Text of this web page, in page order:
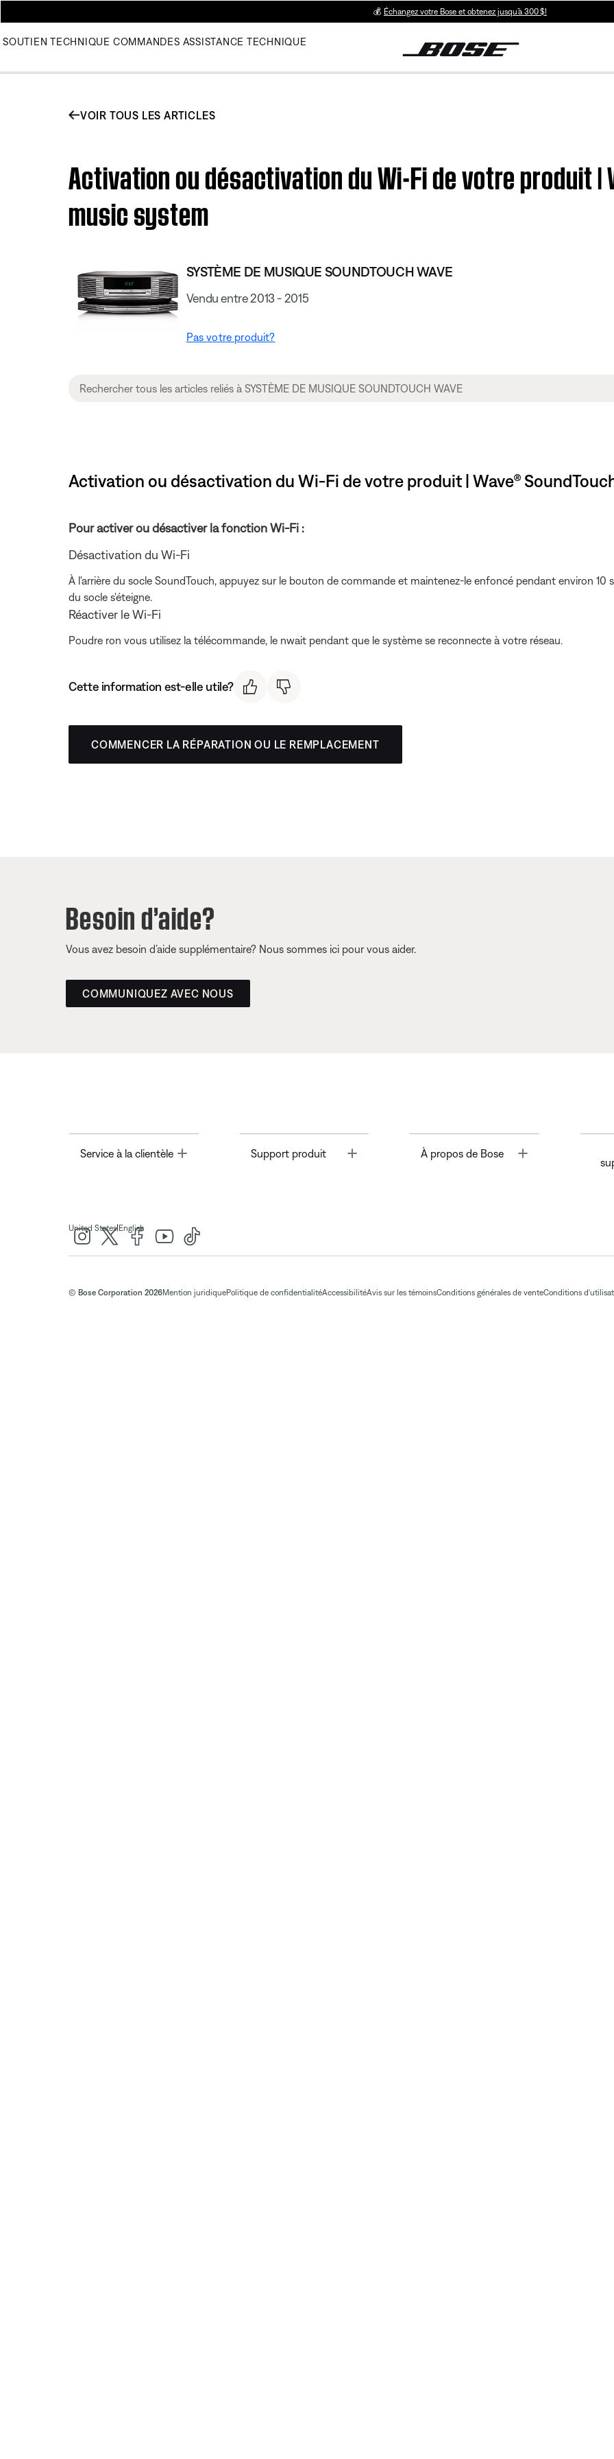
💰 Échangez votre Bose et obtenez jusqu’à 300 $!
SOUTIEN TECHNIQUE COMMANDES ASSISTANCE TECHNIQUE
VOIR TOUS LES ARTICLES
Activation ou désactivation du Wi-Fi de votre produit
music system
SYSTÈME DE MUSIQUE SOUNDTOUCH WAVE
Vendu entre 2013 - 2015
Pas votre produit?
Activation ou désactivation du Wi-Fi de votre produit | Wave®
Pour activer ou désactiver la fonction Wi-Fi :
Désactivation du Wi-Fi
À l'arrière du socle SoundTouch, appuyez sur le bouton de commande et maintenez-le enfoncé pendant environ 10
du socle s'éteigne.
Réactiver le Wi-Fi
Poudre ron vous utilisez la télécommande, le nwait pendant que le système se reconnecte à votre réseau.
Cette information est-elle utile?
COMMENCER LA RÉPARATION OU LE REMPLACEMENT
Besoin d’aide?
Vous avez besoin d’aide supplémentaire? Nous sommes ici pour vous aider.
COMMUNIQUEZ AVEC NOUS
Service à la clientèle Toggle Support produit À propos de Bose Toggle
United States| English
© Bose Corporation 2026Mention juridiquePolitique de confidentialitéAccessibilitéAvis sur les témoinsConditions générales de venteConditions